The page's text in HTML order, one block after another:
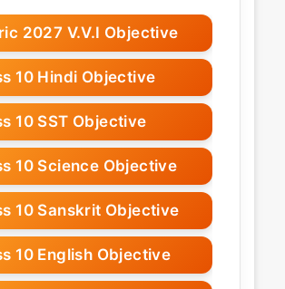
2027 V.V.I Objective
10 Hindi Objective
10 SST Objective
10 Science Objective
10 Sanskrit Objective
10 English Objective